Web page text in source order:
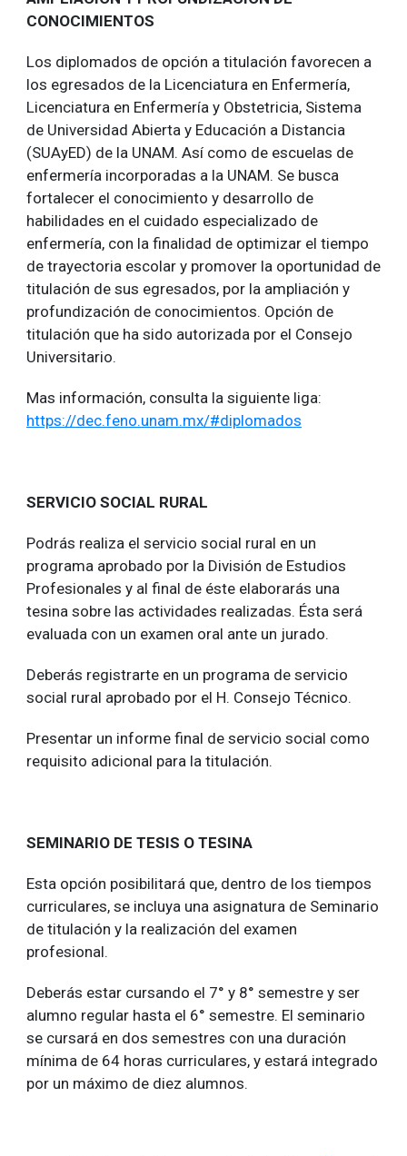
CONOCIMIENTOS
Los diplomados de opción a titulación favorecen a
los egresados de la Licenciatura en Enfermería,
Licenciatura en Enfermería y Obstetricia, Sistema
de Universidad Abierta y Educación a Distancia
(SUAyED) de la UNAM. Así como de escuelas de
enfermería incorporadas a la UNAM. Se busca
fortalecer el conocimiento y desarrollo de
habilidades en el cuidado especializado de
enfermería, con la finalidad de optimizar el tiempo
de trayectoria escolar y promover la oportunidad de
titulación de sus egresados, por la ampliación y
profundización de conocimientos. Opción de
titulación que ha sido autorizada por el Consejo
Universitario.
Mas información, consulta la siguiente liga:
https://dec.feno.unam.mx/#diplomados
SERVICIO SOCIAL RURAL
Podrás realiza el servicio social rural en un
programa aprobado por la División de Estudios
Profesionales y al final de éste elaborarás una
tesina sobre las actividades realizadas. Ésta será
evaluada con un examen oral ante un jurado.
Deberás registrarte en un programa de servicio
social rural aprobado por el H. Consejo Técnico.
Presentar un informe final de servicio social como
requisito adicional para la titulación.
SEMINARIO DE TESIS O TESINA
Esta opción posibilitará que, dentro de los tiempos
curriculares, se incluya una asignatura de Seminario
de titulación y la realización del examen
profesional.
Deberás estar cursando el 7° y 8° semestre y ser
alumno regular hasta el 6° semestre. El seminario
se cursará en dos semestres con una duración
mínima de 64 horas curriculares, y estará integrado
por un máximo de diez alumnos.